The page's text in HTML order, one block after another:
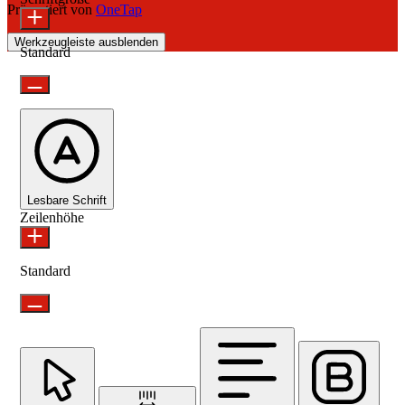
Präsentiert von OneTap
Werkzeugleiste ausblenden
Standard
Lesbare Schrift
Zeilenhöhe
Standard